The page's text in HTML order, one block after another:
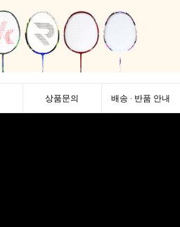
상품문의 배송 · 반품 안내